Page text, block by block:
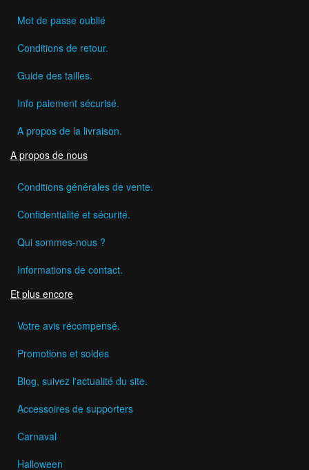
Mot de passe oublié
Conditions de retour.
Guide des tailles.
Info paiement sécurisé.
A propos de la livraison.
A propos de nous
Conditions générales de vente.
Confidentialité et sécurité.
Qui sommes-nous ?
Informations de contact.
Et plus encore
Votre avis récompensé.
Promotions et soldes
Blog, suivez l'actualité du site.
Accessoires de supporters
Carnaval
Halloween